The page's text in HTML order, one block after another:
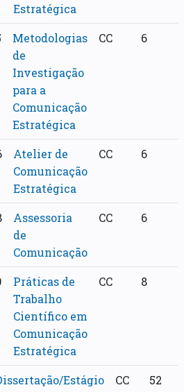
Estratégica
Metodologias
de
Investigação
para a
Comunicação
Estratégica
CC 6
Atelier de
Comunicação
Estratégica
CC 6
Assessoria
de
Comunicação
CC 6
Práticas de
Trabalho
Científico em
Comunicação
Estratégica
CC 8
Estágio
CC 52